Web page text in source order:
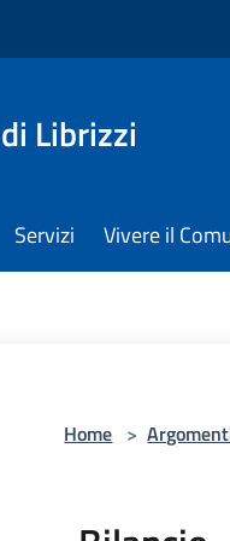
Librizzi
Servizi Vivere il
Home >